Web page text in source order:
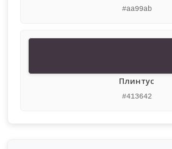
#aa99ab
Плинтус
#413642